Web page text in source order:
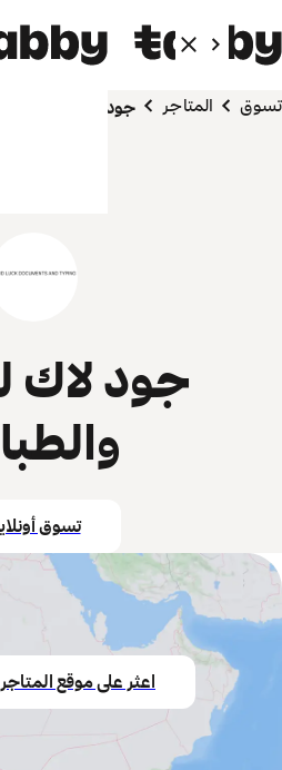
تسوق المتاجر جود لاك للوثائق
جود لاك
تسوق
اعثر على موقع